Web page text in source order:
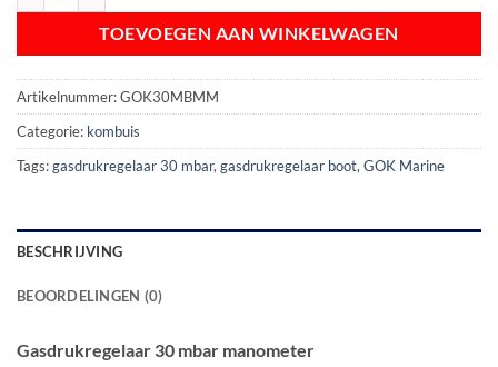
TOEVOEGEN AAN WINKELWAGEN
Artikelnummer:GOK30MBMM
Categorie: kombuis
Tags:gasdrukregelaar 30 mbar, gasdrukregelaar boot, GOK Marine
BESCHRIJVING
BEOORDELINGEN (0)
Gasdrukregelaar 30 mbar manometer